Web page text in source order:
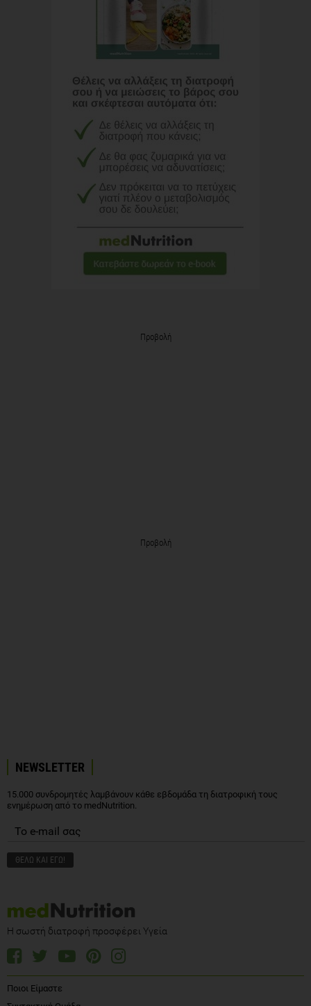
Προβολή
Προβολή
NEWSLETTER
15.000 συνδρομητές λαμβάνουν κάθε εβδομάδα τη διατροφική τους
ενημέρωση από το medNutrition.
Η σωστή διατροφή προσφέρει Υγεία
Ποιοι Είμαστε